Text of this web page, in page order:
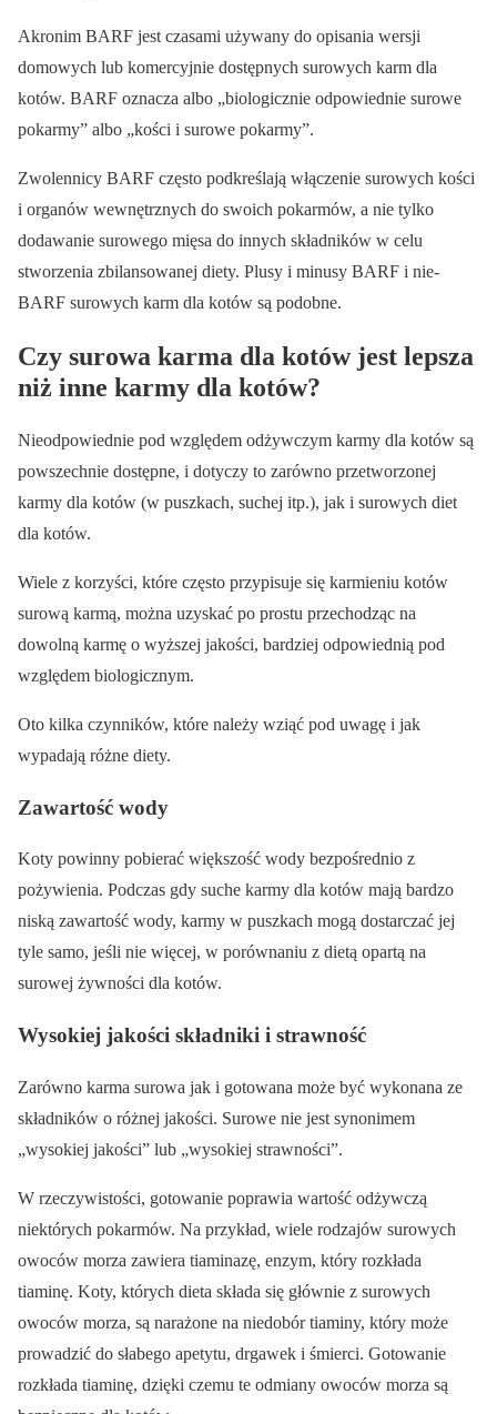
Akronim BARF jest czasami używany do opisania wersji
domowych lub komercyjnie dostępnych surowych karm dla
kotów. BARF oznacza albo „biologicznie odpowiednie surowe
pokarmy” albo „kości i surowe pokarmy”.
Zwolennicy BARF często podkreślają włączenie surowych kości
i organów wewnętrznych do swoich pokarmów, a nie tylko
dodawanie surowego mięsa do innych składników w celu
stworzenia zbilansowanej diety. Plusy i minusy BARF i nie-
BARF surowych karm dla kotów są podobne.
Czy surowa karma dla kotów jest lepsza
niż inne karmy dla kotów?
Nieodpowiednie pod względem odżywczym karmy dla kotów są
powszechnie dostępne, i dotyczy to zarówno przetworzonej
karmy dla kotów (w puszkach, suchej itp.), jak i surowych diet
dla kotów.
Wiele z korzyści, które często przypisuje się karmieniu kotów
surową karmą, można uzyskać po prostu przechodząc na
dowolną karmę o wyższej jakości, bardziej odpowiednią pod
względem biologicznym.
Oto kilka czynników, które należy wziąć pod uwagę i jak
wypadają różne diety.
Zawartość wody
Koty powinny pobierać większość wody bezpośrednio z
pożywienia. Podczas gdy suche karmy dla kotów mają bardzo
niską zawartość wody, karmy w puszkach mogą dostarczać jej
tyle samo, jeśli nie więcej, w porównaniu z dietą opartą na
surowej żywności dla kotów.
Wysokiej jakości składniki i strawność
Zarówno karma surowa jak i gotowana może być wykonana ze
składników o różnej jakości. Surowe nie jest synonimem
„wysokiej jakości” lub „wysokiej strawności”.
W rzeczywistości, gotowanie poprawia wartość odżywczą
niektórych pokarmów. Na przykład, wiele rodzajów surowych
owoców morza zawiera tiaminazę, enzym, który rozkłada
tiaminę. Koty, których dieta składa się głównie z surowych
owoców morza, są narażone na niedobór tiaminy, który może
prowadzić do słabego apetytu, drgawek i śmierci. Gotowanie
rozkłada tiaminę, dzięki czemu te odmiany owoców morza są